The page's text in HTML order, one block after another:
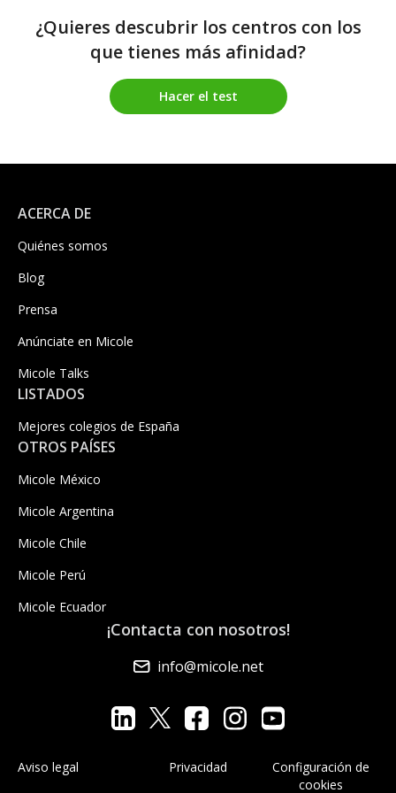
¿Quieres descubrir los centros con los
que tienes más afinidad?
Hacer el test
ACERCA DE
Quiénes somos
Blog
Prensa
Anúnciate en Micole
Micole Talks
LISTADOS
Mejores colegios de España
OTROS PAÍSES
Micole México
Micole Argentina
Micole Chile
Micole Perú
Micole Ecuador
¡Contacta con nosotros!
info@micole.net
Aviso legal Privacidad
Configuración de
cookies